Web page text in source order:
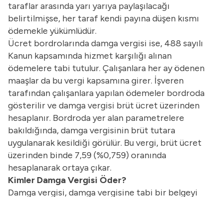
taraflar arasında yarı yarıya paylaşılacağı
belirtilmişse, her taraf kendi payına düşen kısmı
ödemekle yükümlüdür.
Ücret bordrolarında damga vergisi ise, 488 sayılı
Kanun kapsamında hizmet karşılığı alınan
ödemelere tabi tutulur. Çalışanlara her ay ödenen
maaşlar da bu vergi kapsamına girer. İşveren
tarafından çalışanlara yapılan ödemeler bordroda
gösterilir ve damga vergisi brüt ücret üzerinden
hesaplanır. Bordroda yer alan parametrelere
bakıldığında, damga vergisinin brüt tutara
uygulanarak kesildiği görülür. Bu vergi, brüt ücret
üzerinden binde 7,59 (%0,759) oranında
hesaplanarak ortaya çıkar.
Kimler Damga Vergisi Öder?
Damga vergisi, damga vergisine tabi bir belgeyi